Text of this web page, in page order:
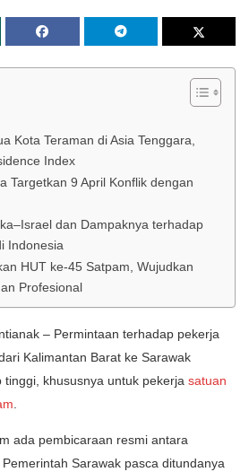
Kota Teraman di Asia Tenggara,
Index
Targetkan 9 April Konflik dengan
dan Dampaknya terhadap
Indonesia
HUT ke-45 Satpam, Wujudkan
Profesional
– Permintaan terhadap pekerja
Kalimantan Barat ke Sarawak
tinggi, khususnya untuk pekerja satuan
.
ada pembicaraan resmi antara
Sarawak pasca ditundanya